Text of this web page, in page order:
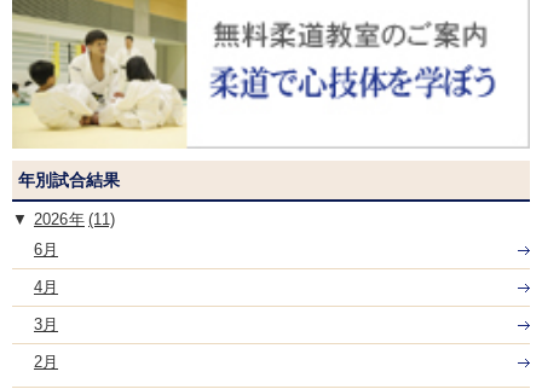
年別試合結果
2026
(11)
6月
4月
3月
2月